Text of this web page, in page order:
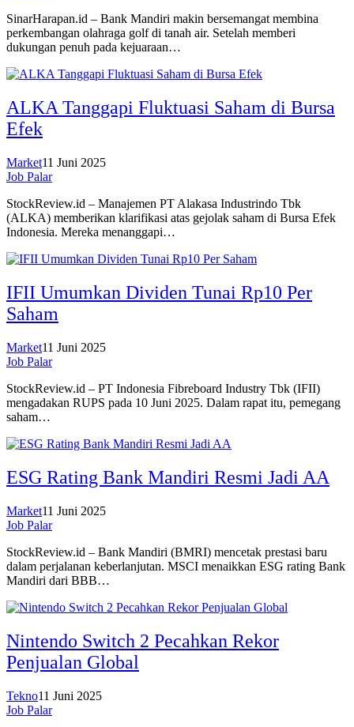
SinarHarapan.id – Bank Mandiri makin bersemangat membina
perkembangan olahraga golf di tanah air. Setelah memberi
dukungan penuh pada kejuaraan…
ALKA Tanggapi Fluktuasi Saham di Bursa
Efek
Market11 Juni 2025
Job Palar
StockReview.id – Manajemen PT Alakasa Industrindo Tbk
(ALKA) memberikan klarifikasi atas gejolak saham di Bursa Efek
Indonesia. Mereka menanggapi…
IFII Umumkan Dividen Tunai Rp10 Per
Saham
Market11 Juni 2025
Job Palar
StockReview.id – PT Indonesia Fibreboard Industry Tbk (IFII)
mengadakan RUPS pada 10 Juni 2025. Dalam rapat itu, pemegang
saham…
ESG Rating Bank Mandiri Resmi Jadi AA
Market11 Juni 2025
Job Palar
StockReview.id – Bank Mandiri (BMRI) mencetak prestasi baru
dalam perjalanan keberlanjutan. MSCI menaikkan ESG rating Bank
Mandiri dari BBB…
Nintendo Switch 2 Pecahkan Rekor
Penjualan Global
Tekno11 Juni 2025
Job Palar